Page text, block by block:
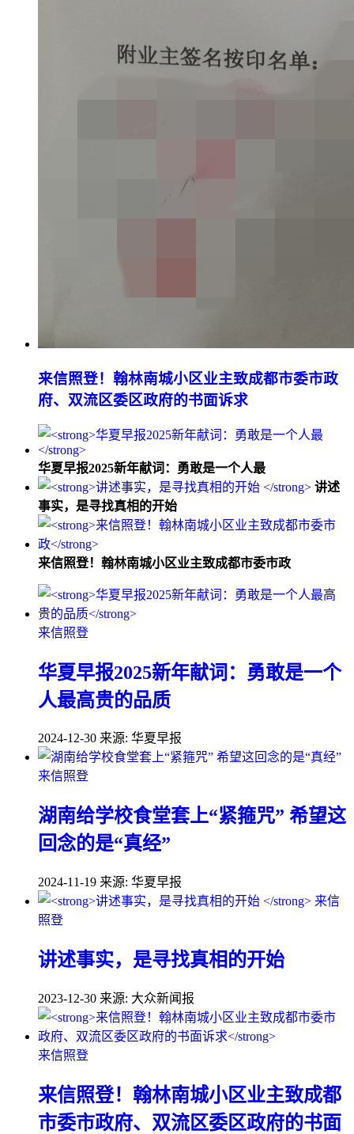
来信照登！翰林南城小区业主致成都市委市政
府、双流区委区政府的书面诉求
华夏早报2025新年献词：勇敢是一个人最
讲述
事实，是寻找真相的开始
来信照登！翰林南城小区业主致成都市委市政
来信照登
华夏早报2025新年献词：勇敢是一个
人最高贵的品质
2024-12-30 来源: 华夏早报
来信照登
湖南给学校食堂套上“紧箍咒” 希望这
回念的是“真经”
2024-11-19 来源: 华夏早报
来信
照登
讲述事实，是寻找真相的开始
2023-12-30 来源: 大众新闻报
来信照登
来信照登！翰林南城小区业主致成都
市委市政府、双流区委区政府的书面